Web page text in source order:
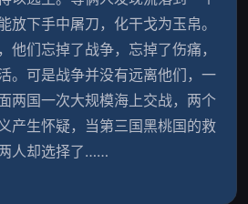
放下手中屠刀，化干戈为玉帛。
他们忘掉了战争，忘掉了伤痛，
。可是战争并没有远离他们，一
两国一次大规模海上交战，两个
产生怀疑，当第三国黑桃国的救
人却选择了……